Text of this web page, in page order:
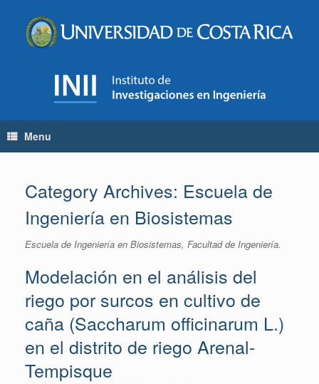
content
Menu
Category Archives: Escuela de
Ingeniería en Biosistemas
Escuela de Ingeniería en Biosistemas, Facultad de Ingeniería.
Modelación en el análisis del
riego por surcos en cultivo de
caña (Saccharum officinarum L.)
en el distrito de riego Arenal-
Tempisque